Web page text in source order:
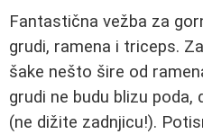
Fantastična vežba za
grudi, ramena i triceps.
šake nešto šire od
grudi ne budu blizu
(ne dižite zadnjicu!).